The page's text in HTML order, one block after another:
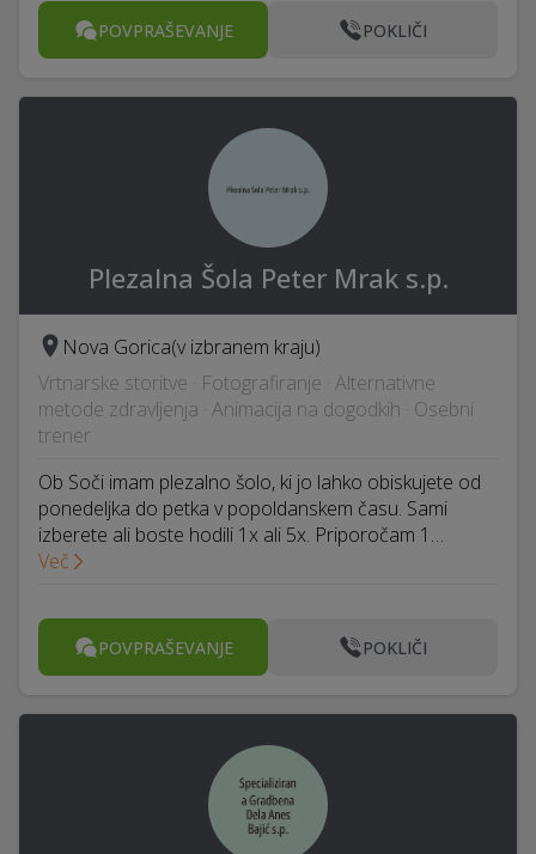
POVPRAŠEVANJE POKLIČI
Plezalna Šola Peter Mrak s.p.
Nova Gorica(v izbranem kraju)
Vrtnarske storitve · Fotografiranje · Alternativne
metode zdravljenja · Animacija na dogodkih · Osebni
trener
Ob Soči imam plezalno šolo, ki jo lahko obiskujete od
ponedeljka do petka v popoldanskem času. Sami
izberete ali boste hodili 1x ali 5x. Priporočam 1…
Več
POVPRAŠEVANJE POKLIČI